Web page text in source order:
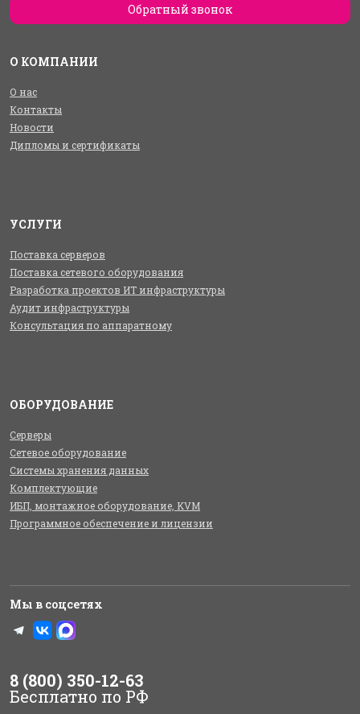
Обратный звонок
О КОМПАНИИ
О нас
Контакты
Новости
Дипломы и сертификаты
УСЛУГИ
Поставка серверов
Поставка сетевого оборудования
Разработка проектов ИТ инфраструктуры
Аудит инфраструктуры
Консультация по аппаратному
ОБОРУДОВАНИЕ
Серверы
Сетевое оборудование
Системы хранения данных
Комплектующие
ИБП, монтажное оборудование, KVM
Программное обеспечение и лицензии
Мы в соцсетях
8 (800) 350-12-63
Бесплатно по РФ